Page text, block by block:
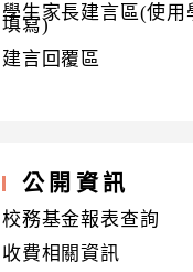
學生家長建言區(使用
填寫)
建言回覆區
公開資訊
校務基金報表查詢
收費相關資訊